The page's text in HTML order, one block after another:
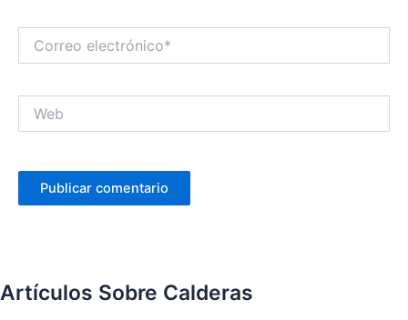
electrónico*
Artículos Sobre Calderas